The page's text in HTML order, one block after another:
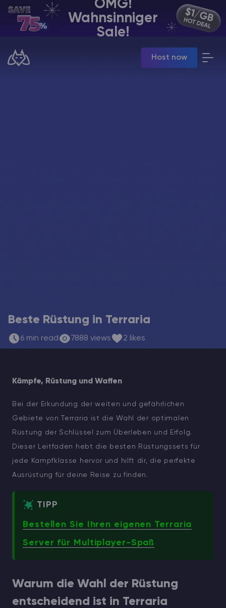
OMG!
Wahnsinniger
Sale!
Host now
DE | USD
Manage your servers & payments
Beste Rüstung in Terraria
6 min read 7888 views 2 likes
Kämpfe, Rüstung und Waffen
Bei der Erkundung der weiten und gefährlichen
Gebiete von Terraria ist die Wahl der optimalen
Rüstung der Schlüssel zum Überleben und Erfolg.
Dieser Leitfaden hebt die besten Rüstungssets für
jede Kampfklasse hervor und hilft dir, die perfekte
Ausrüstung für deine Reise zu finden.
TIPP
Bestellen Sie Ihren eigenen Terraria
Server für Multiplayer-Spaß
Warum die Wahl der Rüstung
entscheidend ist in Terraria